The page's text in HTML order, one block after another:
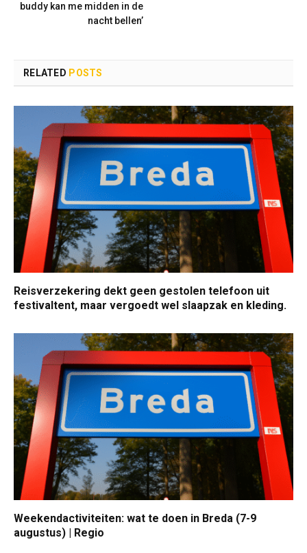
buddy kan me midden in de
nacht bellen’
RELATED POSTS
Reisverzekering dekt geen gestolen telefoon uit
festivaltent, maar vergoedt wel slaapzak en kleding.
Weekendactiviteiten: wat te doen in Breda (7-9
augustus) | Regio